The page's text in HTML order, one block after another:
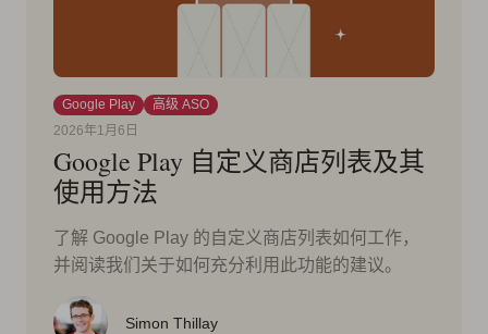
Google Play
高级 ASO
2026年1月6日
Google Play 自定义商店列表及其
使用方法
了解 Google Play 的自定义商店列表如何工作，
并阅读我们关于如何充分利用此功能的建议。
Simon Thillay